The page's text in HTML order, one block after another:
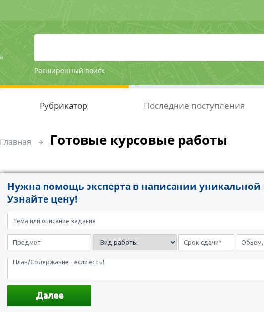
Расширенный поиск
Рубрикатор Последние поступления
Главная Готовые курсовые работы
Нужна помощь эксперта в написании уникальной
Узнайте цену!